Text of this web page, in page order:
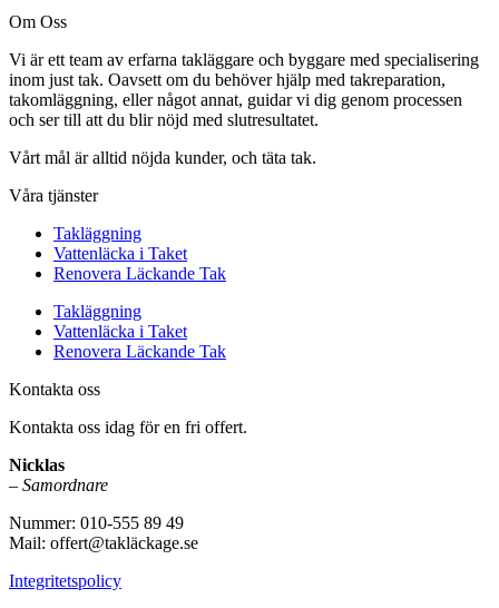
Om Oss
Vi är ett team av erfarna takläggare och byggare med specialisering
inom just tak. Oavsett om du behöver hjälp med takreparation,
takomläggning, eller något annat, guidar vi dig genom processen
och ser till att du blir nöjd med slutresultatet.
Vårt mål är alltid nöjda kunder, och täta tak.
Våra tjänster
Takläggning
Vattenläcka i Taket
Renovera Läckande Tak
Takläggning
Vattenläcka i Taket
Renovera Läckande Tak
Kontakta oss
Kontakta oss idag för en fri offert.
Nicklas
– Samordnare
Nummer: 010-555 89 49
Mail: offert@takläckage.se
Integritetspolicy